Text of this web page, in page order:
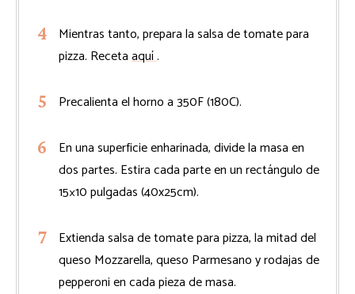
Mientras tanto, prepara la salsa de tomate para
pizza. Recetaaquí.
Precalienta el horno a 350F (180C).
En una superficie enharinada, divide la masa en
dos partes. Estira cada parte en un rectángulo de
15×10 pulgadas (40x25cm).
Extienda salsa de tomate para pizza, la mitad del
queso Mozzarella, queso Parmesano y rodajas de
pepperoni en cada pieza de masa.